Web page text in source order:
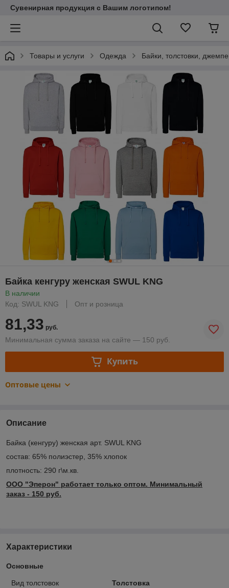
Сувенирная продукция с Вашим логотипом!
Товары и услуги Одежда Байки, толстовки,
Байка кенгуру женская SWUL KNG
В наличии
Код: SWUL KNG
Опт и розница
81,33 руб.
Минимальная сумма заказа на сайте — 150 руб.
Купить
Оптовые цены
Описание
Байка (кенгуру) женская арт. SWUL KNG
состав: 65% полиэстер, 35% хлопок
плотность: 290 г\м.кв.
ООО "Эперон" работает только оптом. Минимальный
заказ - 150 руб.
Характеристики
Основные
Вид толстовок Толстовка